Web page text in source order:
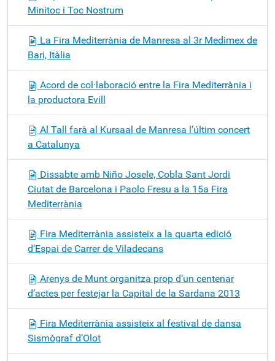
Minitoc i Toc Nostrum
La Fira Mediterrània de Manresa al 3r Medimex de
Bari, Itàlia
Acord de col·laboració entre la Fira Mediterrània i
la productora Evill
Al Tall farà al Kursaal de Manresa l’últim concert
a Catalunya
Dissabte amb Niño Josele, Cobla Sant Jordi
Ciutat de Barcelona i Paolo Fresu a la 15a Fira
Mediterrània
Fira Mediterrània assisteix a la quarta edició
d’Espai de Carrer de Viladecans
Arenys de Munt organitza prop d’un centenar
d’actes per festejar la Capital de la Sardana 2013
Fira Mediterrània assisteix al festival de dansa
Sismògraf d’Olot